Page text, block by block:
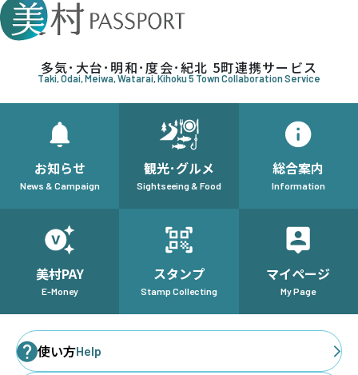
多気･大台･明和･度会･紀北 5町連携サービス
Taki, Odai, Meiwa, Watarai, Kihoku 5 Town Collaboration Service
お知らせ
News & Campaign
観光･グルメ
Sightseeing & Food
総合案内
Information
美村PAY
E-Money
スタンプ
Stamp Collecting
マイページ
My Page
使い方Help